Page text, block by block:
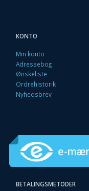
KONTO
Min konto
Adressebog
Ønskeliste
Ordrehistorik
Nyhedsbrev
BETALINGSMETODER